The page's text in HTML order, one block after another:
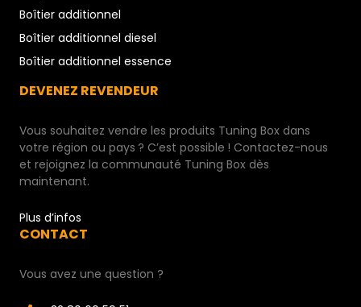
Boîtier additionnel
Boîtier additionnel diesel
Boîtier additionnel essence
DEVENEZ REVENDEUR
Vous souhaitez vendre les produits Tuning Box dans
votre région ou pays ? C’est possible ! Contactez-nous
et rejoignez la communauté Tuning Box dès
maintenant.
Plus d’infos
CONTACT
Vous avez une question ?